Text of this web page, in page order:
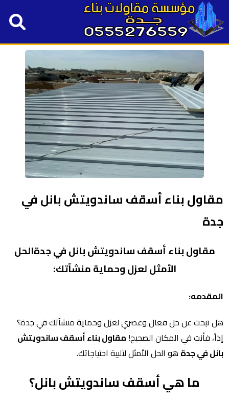
مقاول بناء أسقف ساندويتش بانل في
جدة
مقاول بناء أسقف ساندويتش بانل في جدةالحل
الأمثل لعزل وحماية منشآتك:
المقدمه:
هل تبحث عن حل فعال وعصري لعزل وحماية منشآتك في جدة؟
إذاً، فأنت في المكان الصحيح! مقاول بناء أسقف ساندويتش
بانل في جدة هو الحل الأمثل لتلبية احتياجاتك.
ما هي أسقف ساندويتش بانل؟